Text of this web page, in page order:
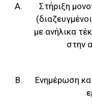
Α.
Στήριξη
με ανήλικα
στην
Β.
Ενημέρωση